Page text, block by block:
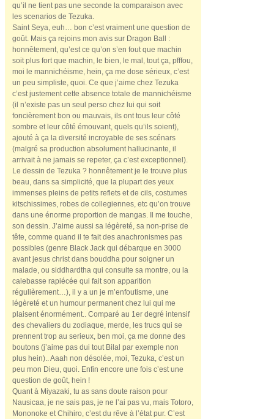
qu’il ne tient pas une seconde la comparaison avec
les scenarios de Tezuka.
Saint Seya, euh… bon c’est vraiment une question de
goût. Mais ça rejoins mon avis sur Dragon Ball :
honnêtement, qu’est ce qu’on s’en fout que machin
soit plus fort que machin, le bien, le mal, tout ça, pfffou,
moi le mannichéisme, hein, ça me dose sérieux, c’est
un peu simpliste, quoi. Ce que j’aime chez Tezuka
c’est justement cette absence totale de mannichéisme
(il n’existe pas un seul perso chez lui qui soit
foncièrement bon ou mauvais, ils ont tous leur côté
sombre et leur côté émouvant, quels qu’ils soient),
ajouté à ça la diversité incroyable de ses scénars
(malgré sa production absolument hallucinante, il
arrivait à ne jamais se repeter, ça c’est exceptionnel).
Le dessin de Tezuka ? honnêtement je le trouve plus
beau, dans sa simplicité, que la plupart des yeux
immenses pleins de petits reflets et de cils, costumes
kitschissimes, robes de collegiennes, etc qu’on trouve
dans une énorme proportion de mangas. Il me touche,
son dessin. J’aime aussi sa légèreté, sa non-prise de
tête, comme quand il te fait des anachronismes pas
possibles (genre Black Jack qui débarque en 3000
avant jesus christ dans bouddha pour soigner un
malade, ou siddhardtha qui consulte sa montre, ou la
calebasse rapiécée qui fait son apparition
régulièrement…), il y a un je m’enfoutisme, une
légèreté et un humour permanent chez lui qui me
plaisent énormément.. Comparé au 1er degré intensif
des chevaliers du zodiaque, merde, les trucs qui se
prennent trop au serieux, ben moi, ça me donne des
boutons (j’aime pas dui tout Bilal par exemple non
plus hein).. Aaah non désolée, moi, Tezuka, c’est un
peu mon Dieu, quoi. Enfin encore une fois c’est une
question de goût, hein !
Quant à Miyazaki, tu as sans doute raison pour
Nausicaa, je ne sais pas, je ne l’ai pas vu, mais Totoro,
Mononoke et Chihiro, c’est du rêve à l’état pur. C’est